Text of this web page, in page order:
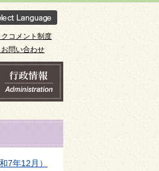
コメント制度
問い合わせ
7年12月）